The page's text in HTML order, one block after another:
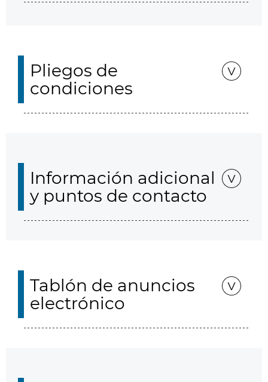
Pliegos de
condiciones
Información adicional
y puntos de contacto
Tablón de anuncios
electrónico